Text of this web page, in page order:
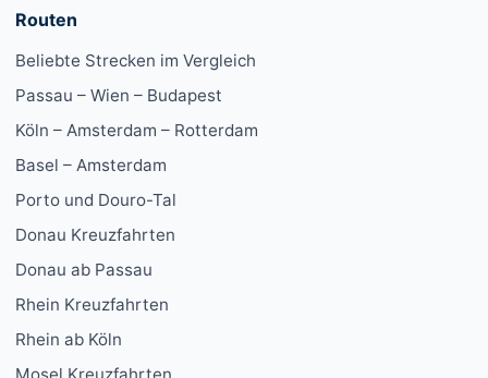
Routen
Beliebte Strecken im Vergleich
Passau – Wien – Budapest
Köln – Amsterdam – Rotterdam
Basel – Amsterdam
Porto und Douro-Tal
Donau Kreuzfahrten
Donau ab Passau
Rhein Kreuzfahrten
Rhein ab Köln